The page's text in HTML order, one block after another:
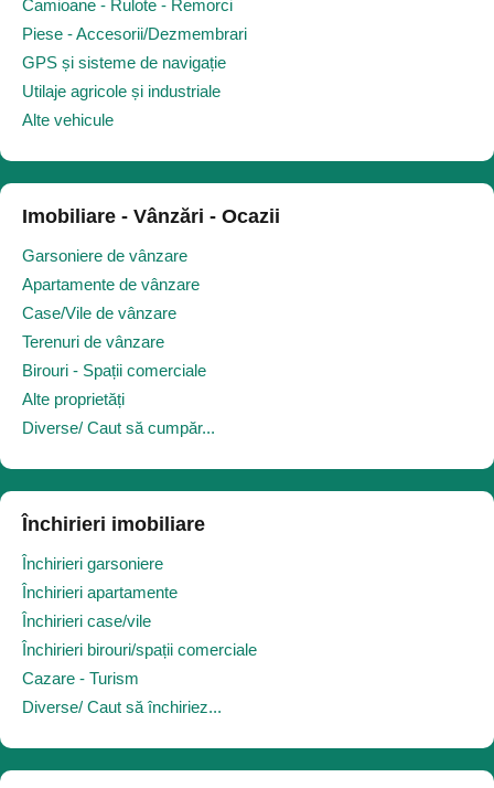
Camioane - Rulote - Remorci
Piese - Accesorii/Dezmembrari
GPS și sisteme de navigație
Utilaje agricole și industriale
Alte vehicule
Imobiliare - Vânzări - Ocazii
Garsoniere de vânzare
Apartamente de vânzare
Case/Vile de vânzare
Terenuri de vânzare
Birouri - Spații comerciale
Alte proprietăți
Diverse/ Caut să cumpăr...
Închirieri imobiliare
Închirieri garsoniere
Închirieri apartamente
Închirieri case/vile
Închirieri birouri/spații comerciale
Cazare - Turism
Diverse/ Caut să închiriez...